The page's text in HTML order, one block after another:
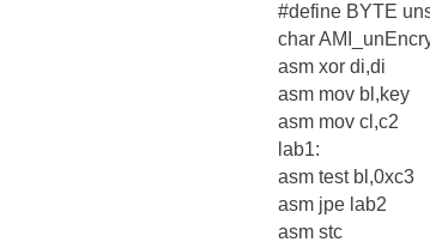
#define BYTE
char
asm xor di,di
asm mov bl,key
asm mov cl,c2
lab1:
asm test bl,0xc3
asm jpe lab2
asm stc